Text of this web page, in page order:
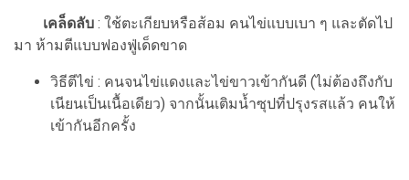
เคล็ดลับ : ใช้ตะเกียบหรือส้อม คนไข่แบบเบา ๆ และตัดไป
มา ห้ามตีแบบฟองฟู่เด็ดขาด
วิธีตีไข่ : คนจนไข่แดงและไข่ขาวเข้ากันดี (ไม่ต้องถึงกับ
เนียนเป็นเนื้อเดียว) จากนั้นเติมน้ำซุปที่ปรุงรสแล้ว คนให้
เข้ากันอีกครั้ง